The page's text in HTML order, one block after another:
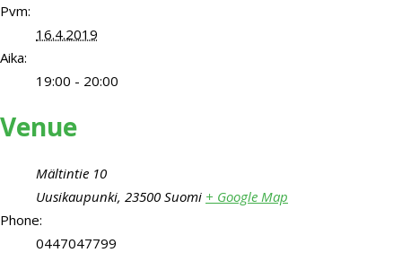
Pvm:
16.4.2019
Aika:
19:00 - 20:00
Venue
Mältintie 10
Uusikaupunki, 23500 Suomi + Google Map
Phone:
0447047799